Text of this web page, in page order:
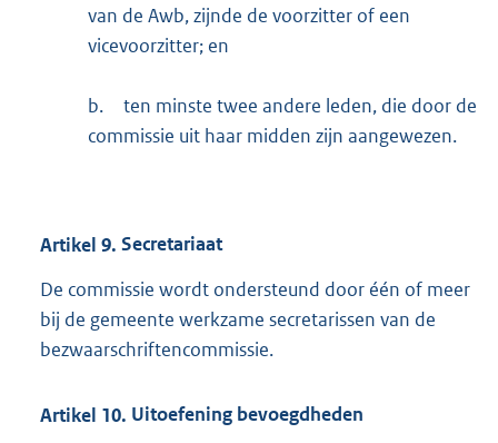
van de Awb, zijnde de voorzitter of een
vicevoorzitter; en
b.
ten minste twee andere leden, die door de
commissie uit haar midden zijn aangewezen.
Artikel 9. Secretariaat
De commissie wordt ondersteund door één of meer
bij de gemeente werkzame secretarissen van de
bezwaarschriftencommissie.
Artikel 10. Uitoefening bevoegdheden